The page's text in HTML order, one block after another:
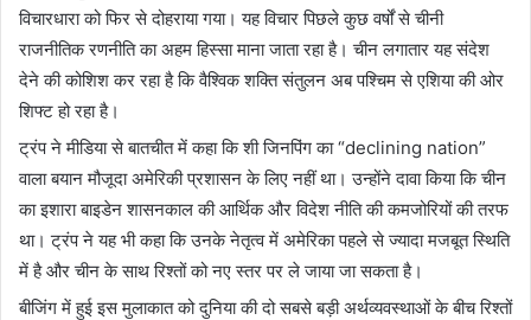
विचारधारा को फिर से दोहराया गया। यह विचार पिछले कुछ वर्षों से चीनी
राजनीतिक रणनीति का अहम हिस्सा माना जाता रहा है। चीन लगातार यह संदेश
देने की कोशिश कर रहा है कि वैश्विक शक्ति संतुलन अब पश्चिम से एशिया की ओर
शिफ्ट हो रहा है।
ट्रंप ने मीडिया से बातचीत में कहा कि शी जिनपिंग का “declining nation”
वाला बयान मौजूदा अमेरिकी प्रशासन के लिए नहीं था। उन्होंने दावा किया कि चीन
का इशारा बाइडेन शासनकाल की आर्थिक और विदेश नीति की कमजोरियों की तरफ
था। ट्रंप ने यह भी कहा कि उनके नेतृत्व में अमेरिका पहले से ज्यादा मजबूत स्थिति
में है और चीन के साथ रिश्तों को नए स्तर पर ले जाया जा सकता है।
बीजिंग में हुई इस मुलाकात को दुनिया की दो सबसे बड़ी अर्थव्यवस्थाओं के बीच रिश्तों